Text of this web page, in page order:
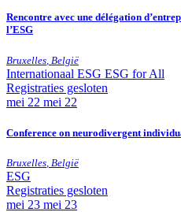
Rencontre avec une délégation
l’ESG
Bruxelles België
Internationaal ESG ESG for All
Registraties gesloten
mei 22 mei 22
Conference on neurodivergent
Bruxelles België
ESG
Registraties gesloten
mei 23 mei 23